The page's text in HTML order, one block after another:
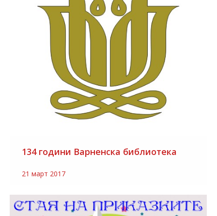
134 години Варненска библиотека
21 март 2017